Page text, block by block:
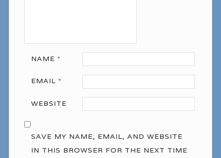
NAME *
EMAIL *
WEBSITE
SAVE MY NAME, EMAIL, AND WEBSITE
IN THIS BROWSER FOR THE NEXT TIME